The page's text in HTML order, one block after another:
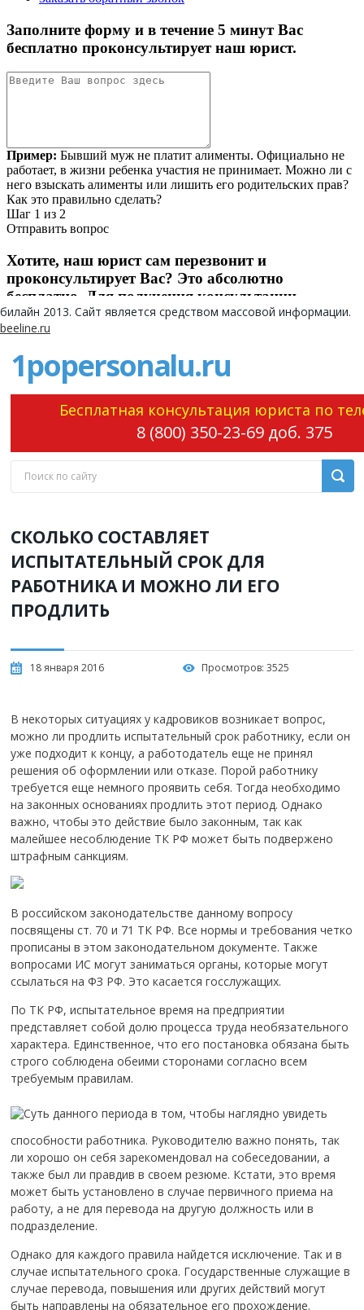
билайн 2013. Сайт является средством массовой информации.
beeline.ru
1popersonalu.ru
Бесплатная консультация юриста по
8 (800) 350-23-69 доб. 375
СКОЛЬКО СОСТАВЛЯЕТ
ИСПЫТАТЕЛЬНЫЙ СРОК ДЛЯ
РАБОТНИКА И МОЖНО ЛИ ЕГО
ПРОДЛИТЬ
18 января 2016 Просмотров: 3525
В некоторых ситуациях у кадровиков возникает вопрос,
можно ли продлить испытательный срок работнику, если он
уже подходит к концу, а работодатель еще не принял
решения об оформлении или отказе. Порой работнику
требуется еще немного проявить себя. Тогда необходимо
на законных основаниях продлить этот период. Однако
важно, чтобы это действие было законным, так как
малейшее несоблюдение ТК РФ может быть подвержено
штрафным санкциям.
В российском законодательстве данному вопросу
посвящены ст. 70 и 71 ТК РФ. Все нормы и требования четко
прописаны в этом законодательном документе. Также
вопросами ИС могут заниматься органы, которые могут
ссылаться на ФЗ РФ. Это касается госслужащих.
По ТК РФ, испытательное время на предприятии
представляет собой долю процесса труда необязательного
характера. Единственное, что его постановка обязана быть
строго соблюдена обеими сторонами согласно всем
требуемым правилам.
Суть данного периода в том, чтобы наглядно увидеть
способности работника. Руководителю важно понять, так
ли хорошо он себя зарекомендовал на собеседовании, а
также был ли правдив в своем резюме. Кстати, это время
может быть установлено в случае первичного приема на
работу, а не для перевода на другую должность или в
подразделение.
Однако для каждого правила найдется исключение. Так и в
случае испытательного срока. Государственные служащие в
случае перевода, повышения или других действий могут
быть направлены на обязательное его прохождение.